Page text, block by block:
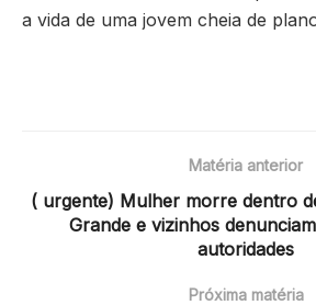
a vida de uma jovem cheia de
Matéria anterior
( urgente) Mulher morre dentro
Grande e vizinhos
autoridades
Próxima matéria